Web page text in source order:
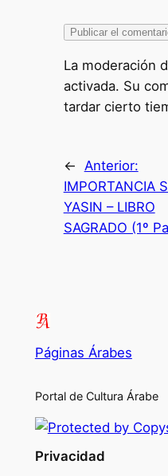
La moderación
activada. Su
tardar cierto
← Anterior:
IMPORTANCIA
YASIN – LIBRO
SAGRADO (1º
Páginas Árabes
Portal de Cultura Árabe
Privacidad